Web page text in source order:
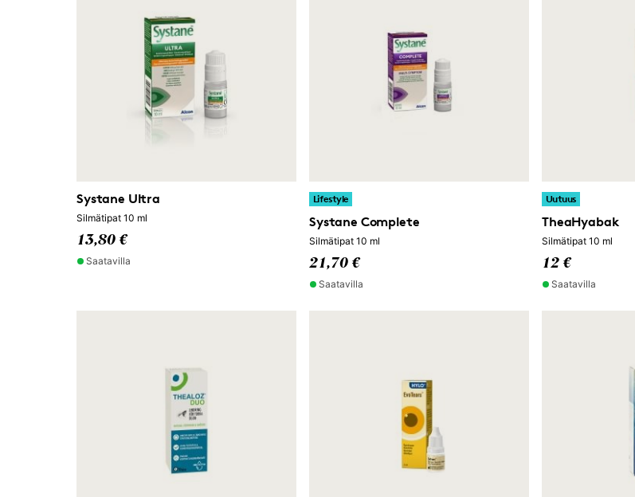
Systane Ultra
Silmätipat 10 ml
13,80 €
Saatavilla
Lifestyle
Systane Complete
Silmätipat 10 ml
21,70 €
Saatavilla
Uutuus
TheaHyabak
Silmätipat 10 ml
12 €
Saatavilla